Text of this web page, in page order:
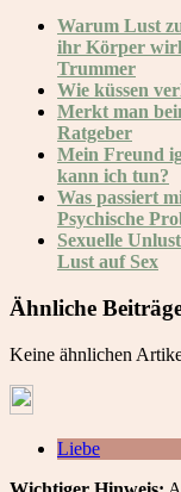
Warum Lust
ihr Körper
Trummer
Wie küssen
Merkt man
Ratgeber
Mein Freund
kann ich tun?
Was passiert
Psychische
Sexuelle
Lust auf Sex
Ähnliche
Keine ähnlichen
Liebe